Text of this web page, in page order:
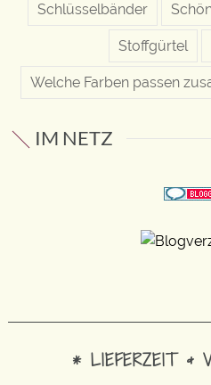
Schlüsselbänder
Stoffgürtel
Welche Farben passen
IM NETZ
* LIEFERZEIT &